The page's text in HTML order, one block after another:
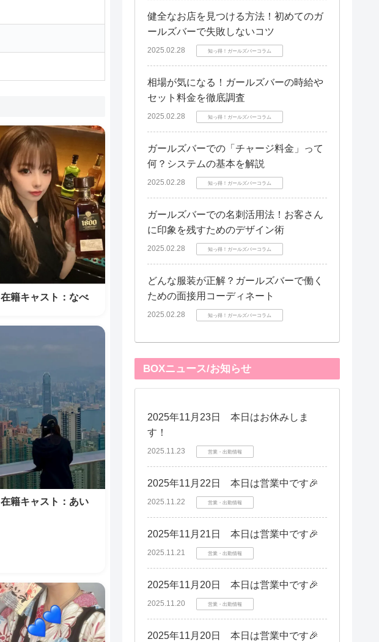
在籍キャスト：なべ
在籍キャスト：あい
健全なお店を見つける方法！初めてのガ
ールズバーで失敗しないコツ
2025.02.28 知っ得！ガールズバーコラム
相場が気になる！ガールズバーの時給や
セット料金を徹底調査
2025.02.28 知っ得！ガールズバーコラム
ガールズバーでの「チャージ料金」って
何？システムの基本を解説
2025.02.28 知っ得！ガールズバーコラム
ガールズバーでの名刺活用法！お客さん
に印象を残すためのデザイン術
2025.02.28 知っ得！ガールズバーコラム
どんな服装が正解？ガールズバーで働く
ための面接用コーディネート
2025.02.28 知っ得！ガールズバーコラム
BOXニュース/お知らせ
2025年11月23日 本日はお休みしま
す！
2025.11.23 営業・出勤情報
2025年11月22日 本日は営業中です🎉
2025.11.22 営業・出勤情報
2025年11月21日 本日は営業中です🎉
2025.11.21 営業・出勤情報
2025年11月20日 本日は営業中です🎉
2025.11.20 営業・出勤情報
2025年11月20日 本日は営業中です🎉